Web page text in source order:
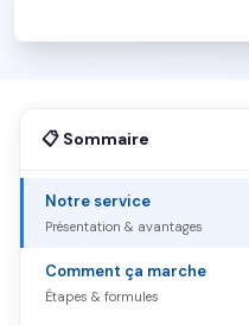
📋 Sommaire
Notre service
Présentation & avantages
Comment ça marche
Étapes & formules